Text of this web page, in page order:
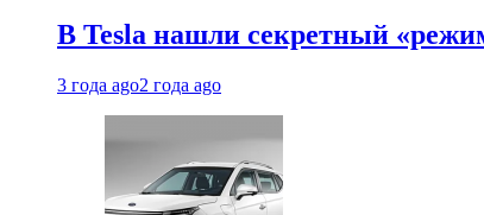
В Tesla нашли секретный
3 года ago2 года ago